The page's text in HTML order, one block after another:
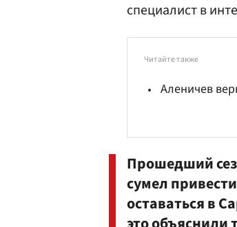
специалист в
Читайте также
Аленичев
Прошедший
сумел
оставаться в